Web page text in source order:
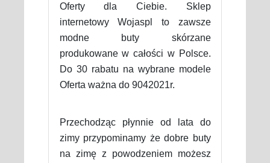
Oferty dla Ciebie. Sklep
internetowy Wojaspl to zawsze
modne buty skórzane
produkowane w całości w Polsce.
Do 30 rabatu na wybrane modele
Oferta ważna do 9042021r.
Przechodząc płynnie od lata do
zimy przypominamy że dobre buty
na zimę z powodzeniem możesz